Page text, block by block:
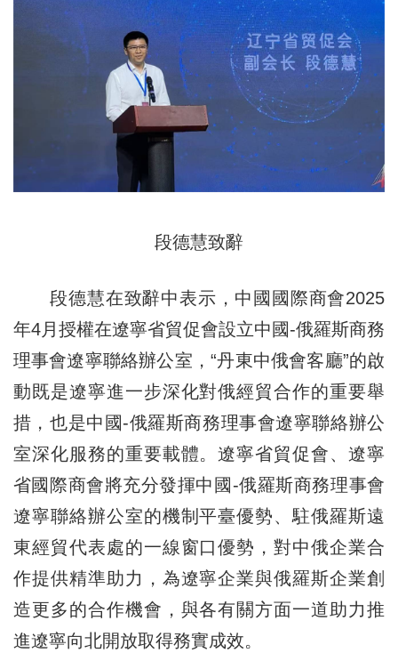
段德慧致辭
段德慧在致辭中表示，中國國際商會2025
年4月授權在遼寧省貿促會設立中國-俄羅斯商務
理事會遼寧聯絡辦公室，“丹東中俄會客廳”的啟
動既是遼寧進一步深化對俄經貿合作的重要舉
措，也是中國-俄羅斯商務理事會遼寧聯絡辦公
室深化服務的重要載體。遼寧省貿促會、遼寧
省國際商會將充分發揮中國-俄羅斯商務理事會
遼寧聯絡辦公室的機制平臺優勢、駐俄羅斯遠
東經貿代表處的一線窗口優勢，對中俄企業合
作提供精準助力，為遼寧企業與俄羅斯企業創
造更多的合作機會，與各有關方面一道助力推
進遼寧向北開放取得務實成效。